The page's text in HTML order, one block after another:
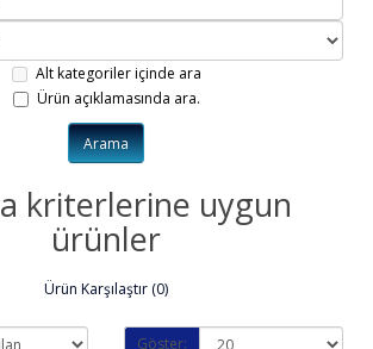
Alt kategoriler içinde ara
Ürün açıklamasında ara.
kriterlerine uygun
ürünler
Ürün Karşılaştır (0)
Göster: